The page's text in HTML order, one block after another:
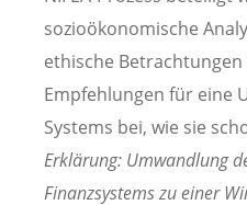
sozioökonomische
ethische
Empfehlungen für eine
Systems bei, wie sie
Erklärung: Umwandlung
Finanzsystems zu einer